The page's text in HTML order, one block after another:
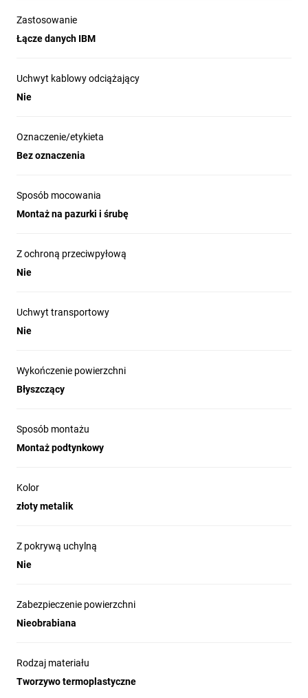
Zastosowanie
Łącze danych IBM
Uchwyt kablowy odciążający
Nie
Oznaczenie/etykieta
Bez oznaczenia
Sposób mocowania
Montaż na pazurki i śrubę
Z ochroną przeciwpyłową
Nie
Uchwyt transportowy
Nie
Wykończenie powierzchni
Błyszczący
Sposób montażu
Montaż podtynkowy
Kolor
złoty metalik
Z pokrywą uchylną
Nie
Zabezpieczenie powierzchni
Nieobrabiana
Rodzaj materiału
Tworzywo termoplastyczne